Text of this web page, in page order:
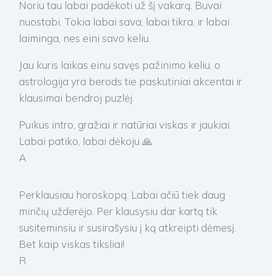
Noriu tau labai padėkoti už šį vakarą. Buvai
nuostabi. Tokia labai sava, labai tikra, ir labai
laiminga, nes eini savo keliu.
Jau kuris laikas einu savęs pažinimo keliu, o
astrologija yra berods tie paskutiniai akcentai ir
klausimai bendroj puzlėj
Puikus intro, gražiai ir natūriai viskas ir jaukiai.
Labai patiko, labai dėkoju 🙏
A
Perklausiau horoskopą. Labai ačiū tiek daug
minčių užderėjo. Per klausysiu dar kartą tik
susiteminsiu ir susirašysiu į ką atkreipti dėmesį.
Bet kaip viskas tiksliai!
R